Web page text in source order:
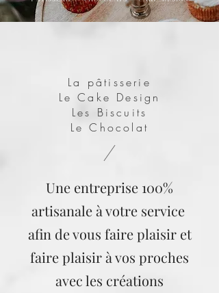
La pâtisserie
Le Cake Design
Les Biscuits
Le Chocolat
Une entreprise 100%
artisanale à votre service
afin de vous faire plaisir et
faire plaisir à vos proches
avec les créations